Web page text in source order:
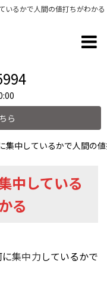
いるかで人間の値打ちがわかる
ら
集中しているかで人間の
中している
る
に集中力しているかで